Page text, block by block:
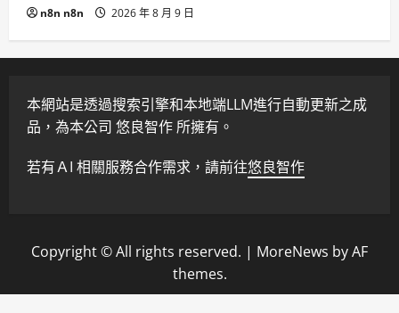
n8n n8n 2026 年 8 月 9 日
本網站是透過搜索引擎和本地端LLM進行自動更新之成
品，為本公司 悠良智作 所擁有。
若有ＡI 相關服務合作需求，請前往悠良智作
Copyright © All rights reserved. | MoreNews by AF
themes.